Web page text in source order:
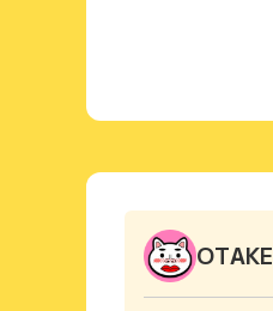
OTAKE